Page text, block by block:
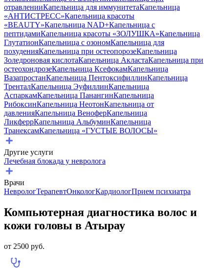
отравленииКапельница для иммунитетаКапельница
«АНТИСТРЕСС»Капельница красоты
«BEAUTY»Капельница NAD+Капельница с
пептидамиКапельница красоты «ЗОЛУШКА»Капельница
ГлутатионКапельница с озономКапельница для
похуденияКапельница при остеопорозеКапельница
Золедроновая кислотаКапельница АкластаКапельница при
остеохондрозеКапельница КсефокамКапельница
ВазапростанКапельница ПентоксифиллинКапельница
ТренталКапельница ЭуфиллинКапельница
АспаркамКапельница ПанангинКапельница
РибоксинКапельница НеотонКапельница от
давленияКапельница ВеноферКапельница
ЛикферрКапельница АльбуминКапельница
ТранексамКапельница «ГУСТЫЕ ВОЛОСЫ»
Другие услуги
Лечебная блокада у невролога
Врачи
НеврологТерапевтОнкологКардиологПрием психиатра
Компьютерная диагностика волос и
кожи головы в Атырау
от 2500 руб.